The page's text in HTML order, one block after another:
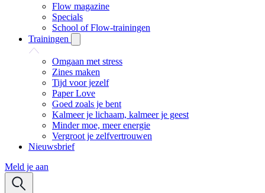
Flow magazine
Specials
School of Flow-trainingen
Trainingen
Omgaan met stress
Zines maken
Tijd voor jezelf
Paper Love
Goed zoals je bent
Kalmeer je lichaam, kalmeer je geest
Minder moe, meer energie
Vergroot je zelfvertrouwen
Nieuwsbrief
Meld je aan